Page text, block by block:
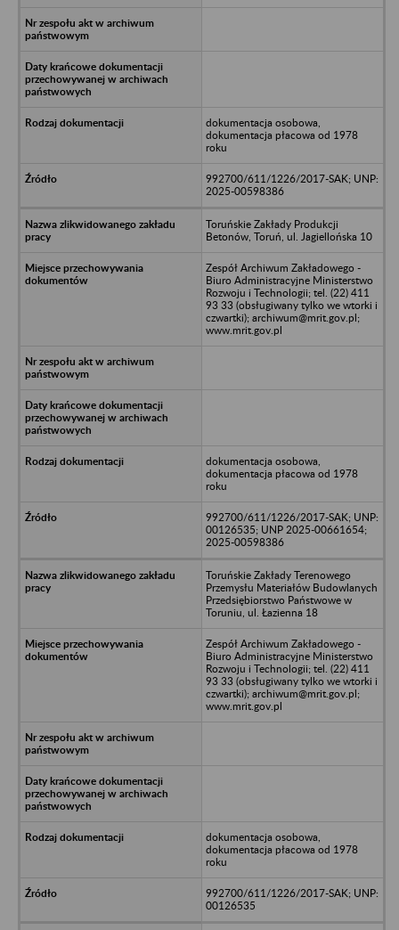
dokumentacja osobowa,
dokumentacja płacowa od 1978
roku
992700/611/1226/2017-SAK; UNP:
2025-00598386
Toruńskie Zakłady Produkcji
Betonów, Toruń, ul. Jagiellońska 10
Zespół Archiwum Zakładowego -
Biuro Administracyjne Ministerstwo
Rozwoju i Technologii; tel. (22) 411
93 33 (obsługiwany tylko we wtorki i
czwartki); archiwum@mrit.gov.pl;
www.mrit.gov.pl
dokumentacja osobowa,
dokumentacja płacowa od 1978
roku
992700/611/1226/2017-SAK; UNP:
00126535; UNP 2025-00661654;
2025-00598386
Toruńskie Zakłady Terenowego
Przemysłu Materiałów Budowlanych
Przedsiębiorstwo Państwowe w
Toruniu, ul. Łazienna 18
Zespół Archiwum Zakładowego -
Biuro Administracyjne Ministerstwo
Rozwoju i Technologii; tel. (22) 411
93 33 (obsługiwany tylko we wtorki i
czwartki); archiwum@mrit.gov.pl;
www.mrit.gov.pl
dokumentacja osobowa,
dokumentacja płacowa od 1978
roku
992700/611/1226/2017-SAK; UNP:
00126535